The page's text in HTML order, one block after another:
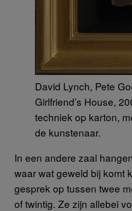
David Lynch, Pete
Girlfriend’s House,
techniek op karton,
de kunstenaar.
In een andere zaal
waar wat geweld bij komt
gesprek op tussen twee
of twintig. Ze zijn allebei